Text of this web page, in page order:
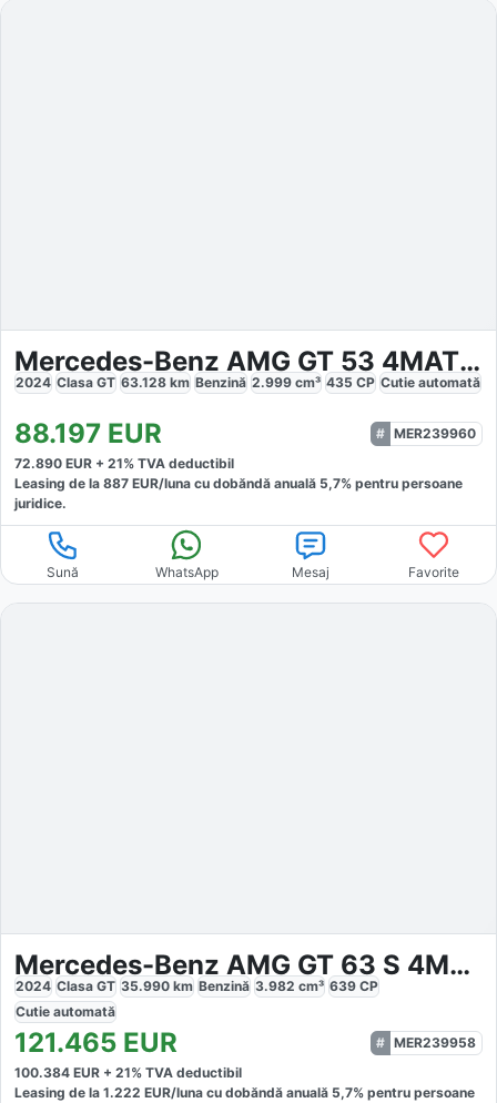
Mercedes-Benz AMG GT 53 4MATIC
2024 Clasa GT 63.128 km Benzină 2.999 cm³ 435 CP Cutie automată
88.197 EUR
MER239960
72.890 EUR + 21% TVA deductibil
Leasing de la 887 EUR/luna cu dobăndă anuală 5,7% pentru persoane
juridice.
Sună WhatsApp Mesaj Favorite
Mercedes-Benz AMG GT 63 S 4Matic
2024 Clasa GT 35.990 km Benzină 3.982 cm³ 639 CP
Cutie automată
121.465 EUR
MER239958
100.384 EUR + 21% TVA deductibil
Leasing de la 1.222 EUR/luna cu dobăndă anuală 5,7% pentru persoane